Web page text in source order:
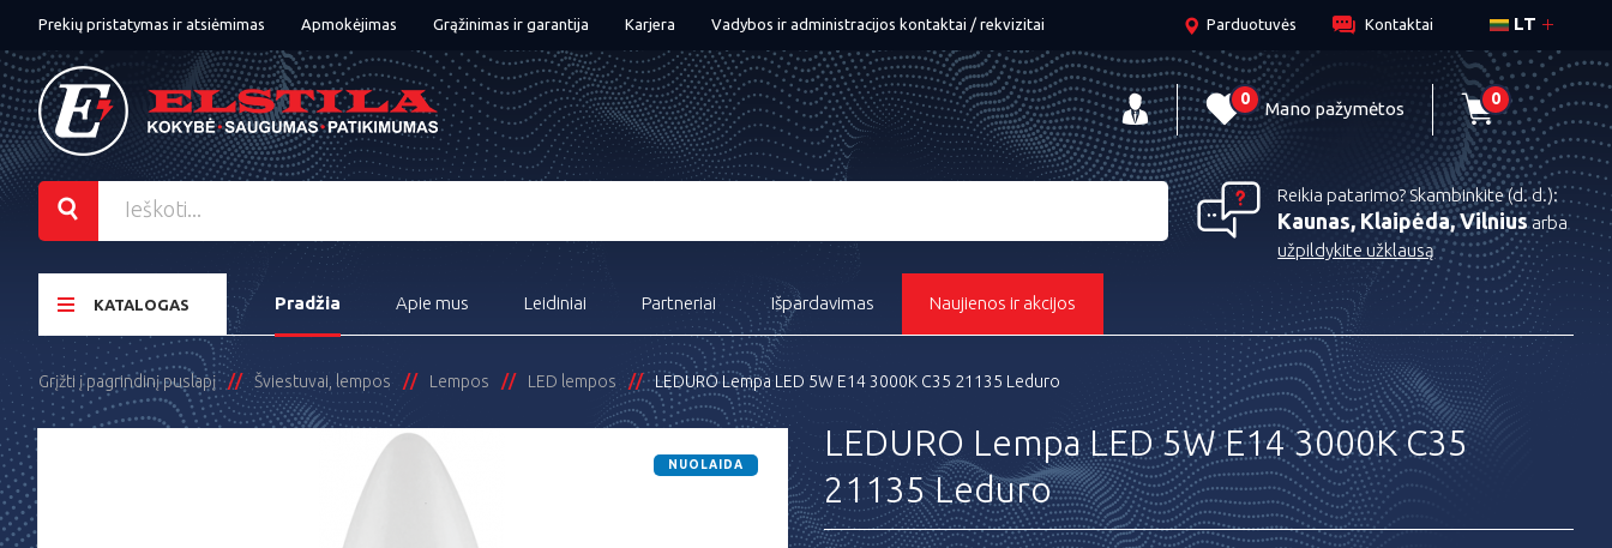
Prekių pristatymas ir atsiėmimas Apmokėjimas Grąžinimas ir garantija Karjera Vadybos ir administracijos kontaktai / rekvizitai LT
Parduotuvės Kontaktai
0 Mano pažymėtos 0
Reikia patarimo? Skambinkite (d. d.):
Kaunas, Klaipėda, Vilniusarba
užpildykite užklausą
KATALOGAS Pradžia Apie mus Leidiniai Partneriai Išpardavimas Naujienos ir akcijos
Grįžti į pagrindinį puslapį Šviestuvai, lempos Lempos LED lempos LEDURO Lempa LED 5W E14 3000K C35 21135 Leduro
NUOLAIDA
LEDURO Lempa LED 5W E14 3000K C35
21135 Leduro